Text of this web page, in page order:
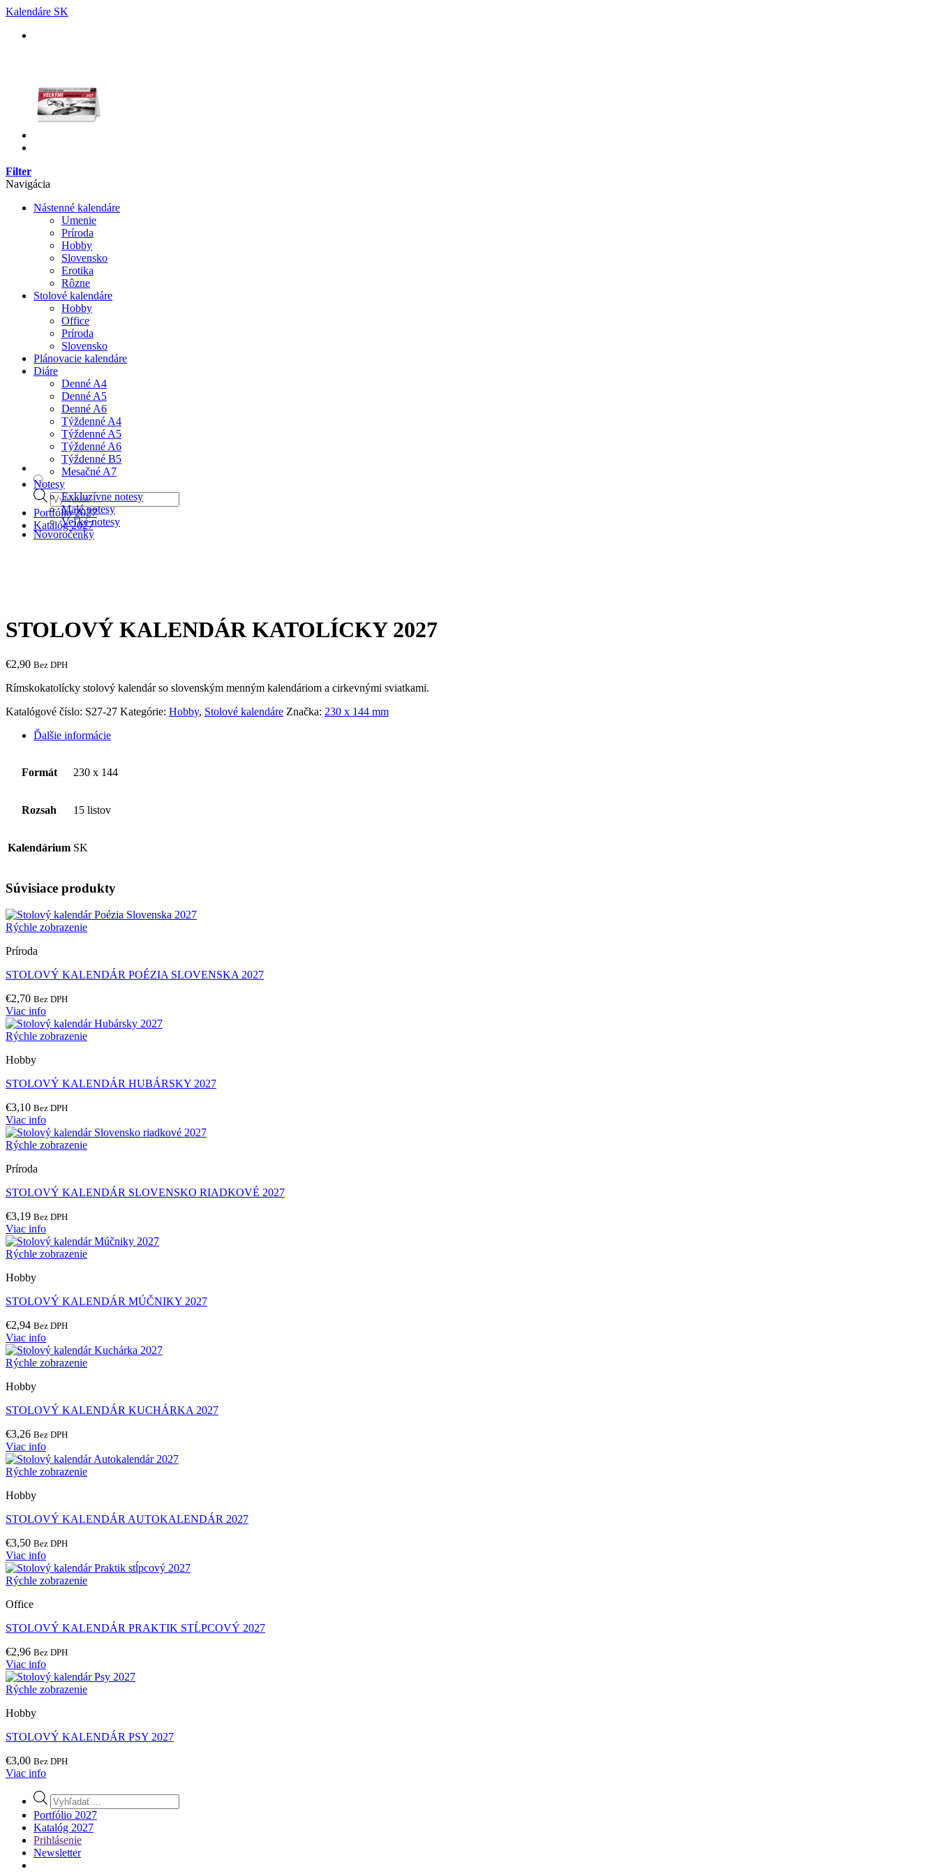
Skip
content
Kalendáre SK
Products
search
Portfólio 2027
Katalóg 2027
Filter
Navigácia
Nástenné kalendáre
Umenie
Príroda
Hobby
Slovensko
Erotika
Rôzne
Stolové kalendáre
Hobby
Office
Príroda
Slovensko
Plánovacie kalendáre
Diáre
Denné A4
Denné A5
Denné A6
Týždenné A4
Týždenné A5
Týždenné A6
Týždenné B5
Mesačné A7
Notesy
Exkluzívne notesy
Malé notesy
Veľké notesy
Novoročenky
STOLOVÝ KALENDÁR KATOLÍCKY 2027
€2,90 Bez DPH
Rímskokatolícky stolový kalendár so slovenským menným kalendáriom a cirkevnými sviatkami.
Katalógové číslo: S27-27 Kategórie: Hobby, Stolové kalendáre Značka: 230 x 144 mm
Ďalšie informácie
Formát 230 x 144
Rozsah 15 listov
Kalendárium SK
Súvisiace produkty
Rýchle zobrazenie
Príroda
STOLOVÝ KALENDÁR POÉZIA SLOVENSKA 2027
€2,70 Bez DPH
Viac info
Rýchle zobrazenie
Hobby
STOLOVÝ KALENDÁR HUBÁRSKY 2027
€3,10 Bez DPH
Viac info
Rýchle zobrazenie
Príroda
STOLOVÝ KALENDÁR SLOVENSKO RIADKOVÉ 2027
€3,19 Bez DPH
Viac info
Rýchle zobrazenie
Hobby
STOLOVÝ KALENDÁR MÚČNIKY 2027
€2,94 Bez DPH
Viac info
Rýchle zobrazenie
Hobby
STOLOVÝ KALENDÁR KUCHÁRKA 2027
€3,26 Bez DPH
Viac info
Rýchle zobrazenie
Hobby
STOLOVÝ KALENDÁR AUTOKALENDÁR 2027
€3,50 Bez DPH
Viac info
Rýchle zobrazenie
Office
STOLOVÝ KALENDÁR PRAKTIK STĹPCOVÝ 2027
€2,96 Bez DPH
Viac info
Rýchle zobrazenie
Hobby
STOLOVÝ KALENDÁR PSY 2027
€3,00 Bez DPH
Viac info
Products
search
Portfólio 2027
Katalóg 2027
Prihlásenie
Newsletter